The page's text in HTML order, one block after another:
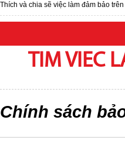
Thích và chia sẽ việc làm đảm bảo
TIM VIEC
Chính sách